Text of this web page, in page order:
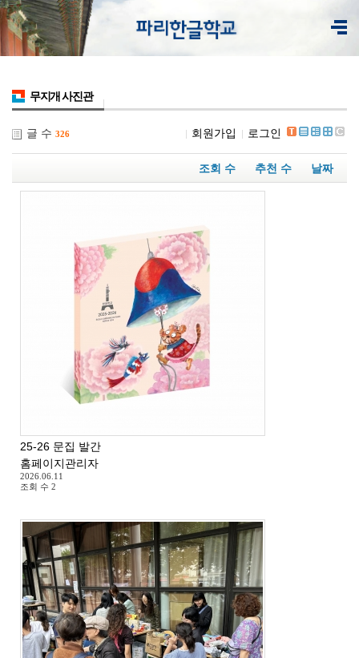
무지개 사진관
글 수 326 회원가입 로그인
조회 수 추천 수 날짜
25-26 문집 발간
홈페이지관리자
2026.06.11
조회 수 2